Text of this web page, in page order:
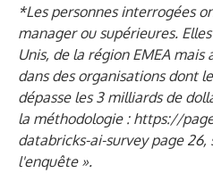
*Les personnes interrogées
manager ou supérieures.
Unis, de la région EMEA mais
dans des organisations dont
dépasse les 3 milliards de
la méthodologie : https://
databricks-ai-surveypage 26,
l'enquête ».